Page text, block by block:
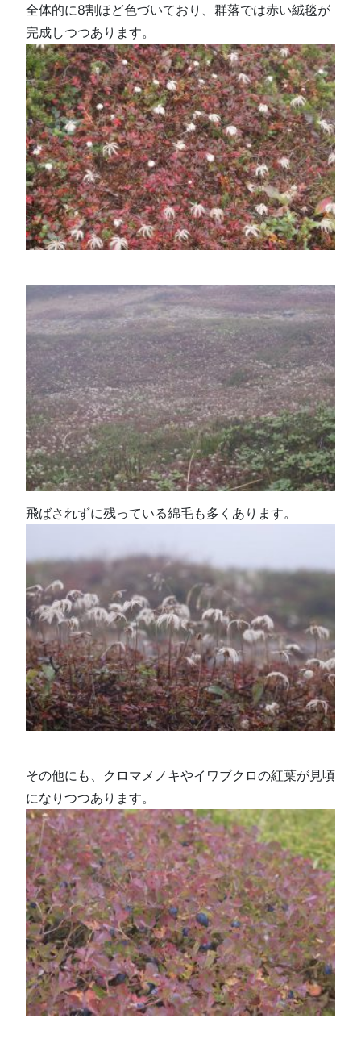
全体的に8割ほど色づいており、群落では赤い絨毯が
完成しつつあります。
飛ばされずに残っている綿毛も多くあります。
その他にも、クロマメノキやイワブクロの紅葉が見頃
になりつつあります。